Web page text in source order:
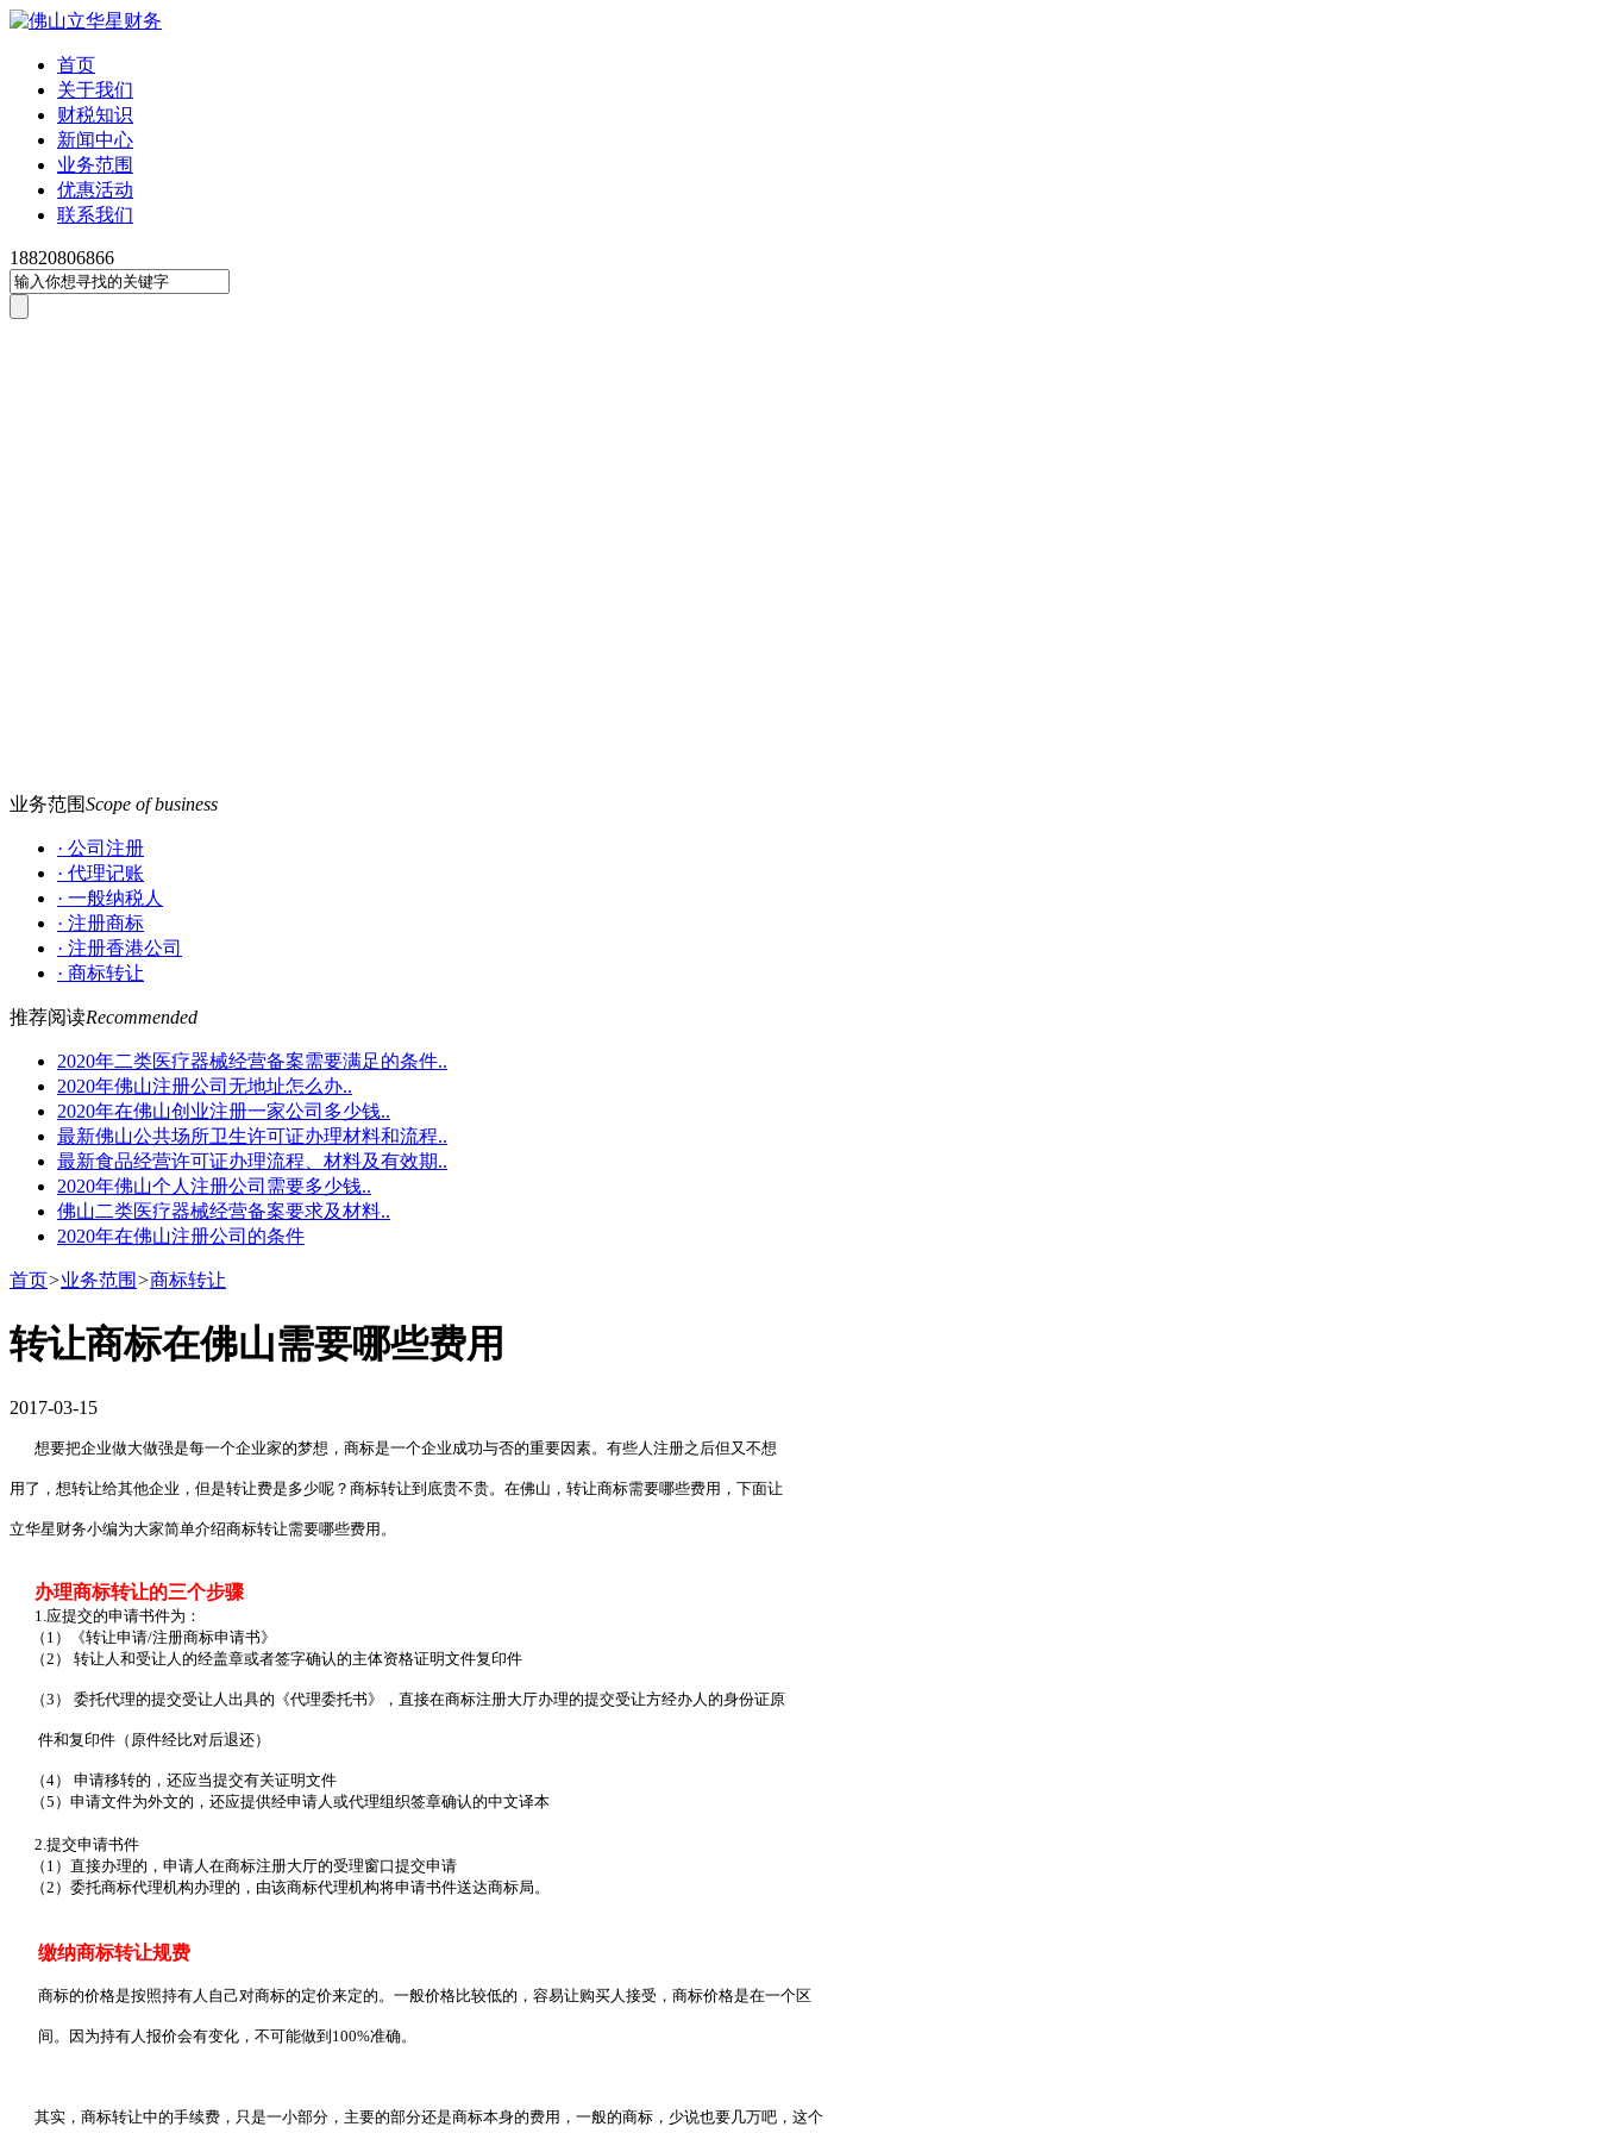
首页
关于我们
财税知识
新闻中心
业务范围
优惠活动
联系我们
18820806866
业务范围Scope of business
· 公司注册
· 代理记账
· 一般纳税人
· 注册商标
· 注册香港公司
· 商标转让
推荐阅读Recommended
2020年二类医疗器械经营备案需要满足的条件..
2020年佛山注册公司无地址怎么办..
2020年在佛山创业注册一家公司多少钱..
最新佛山公共场所卫生许可证办理材料和流程..
最新食品经营许可证办理流程、材料及有效期..
2020年佛山个人注册公司需要多少钱..
佛山二类医疗器械经营备案要求及材料..
2020年在佛山注册公司的条件
首页>业务范围 >商标转让
转让商标在佛山需要哪些费用
2017-03-15
想要把企业做大做强是每一个企业家的梦想，商标是一个企业成功与否的重要因素。有些人注册之后但又不想
用了，想转让给其他企业，但是转让费是多少呢？商标转让到底贵不贵。在佛山，转让商标需要哪些费用，下面让
立华星财务小编为大家简单介绍商标转让需要哪些费用。
办理商标转让的三个步骤
1.应提交的申请书件为：
（1）《转让申请/注册商标申请书》
（2） 转让人和受让人的经盖章或者签字确认的主体资格证明文件复印件
（3） 委托代理的提交受让人出具的《代理委托书》，直接在商标注册大厅办理的提交受让方经办人的身份证原
件和复印件（原件经比对后退还）
（4） 申请移转的，还应当提交有关证明文件
（5）申请文件为外文的，还应提供经申请人或代理组织签章确认的中文译本
2.提交申请书件
（1）直接办理的，申请人在商标注册大厅的受理窗口提交申请
（2）委托商标代理机构办理的，由该商标代理机构将申请书件送达商标局。
缴纳商标转让规费
商标的价格是按照持有人自己对商标的定价来定的。一般价格比较低的，容易让购买人接受，商标价格是在一个区
间。因为持有人报价会有变化，不可能做到100%准确。
其实，商标转让中的手续费，只是一小部分，主要的部分还是商标本身的费用，一般的商标，少说也要几万吧，这个